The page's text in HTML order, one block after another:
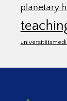
planetary